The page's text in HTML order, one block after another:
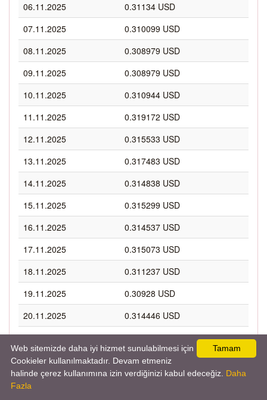
06.11.2025
0.31134 USD
07.11.2025
0.310099 USD
08.11.2025
0.308979 USD
09.11.2025
0.308979 USD
10.11.2025
0.310944 USD
11.11.2025
0.319172 USD
12.11.2025
0.315533 USD
13.11.2025
0.317483 USD
14.11.2025
0.314838 USD
15.11.2025
0.315299 USD
16.11.2025
0.314537 USD
17.11.2025
0.315073 USD
18.11.2025
0.311237 USD
19.11.2025
0.30928 USD
20.11.2025
0.314446 USD
21.11.2025
0.310169 USD
22.11.2025
0.312616 USD
23.11.2025
0.312616 USD
Tamam
Web sitemizde daha iyi hizmet sunulabilmesi için
Cookieler kullanılmaktadır. Devam etmeniz
halinde çerez kullanımına izin verdiğinizi kabul edeceğiz. Daha
Fazla